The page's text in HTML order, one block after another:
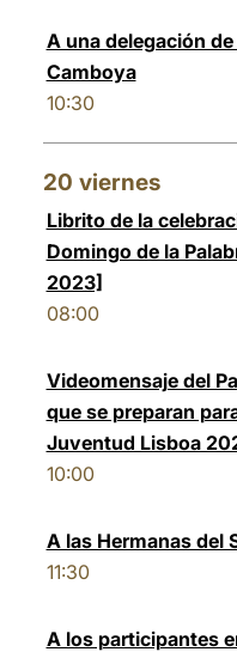
A una delegación
Camboya
10:30
20 viernes
Librito de la
Domingo de la
2023]
08:00
Videomensaje del
que se preparan
Juventud Lisboa
10:00
A las Hermanas del
11:30
A los participantes